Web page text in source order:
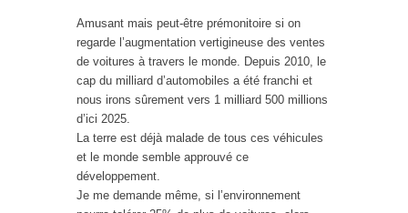
Amusant mais peut-être prémonitoire si on
regarde l’augmentation vertigineuse des ventes
de voitures à travers le monde. Depuis 2010, le
cap du milliard d’automobiles a été franchi et
nous irons sûrement vers 1 milliard 500 millions
d’ici 2025.
La terre est déjà malade de tous ces véhicules
et le monde semble approuvé ce
développement.
Je me demande même, si l’environnement